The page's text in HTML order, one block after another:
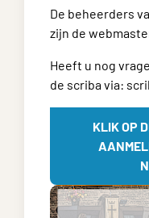
De beheerders
zijn de
Heeft u nog
de scriba via:
KLIK OP